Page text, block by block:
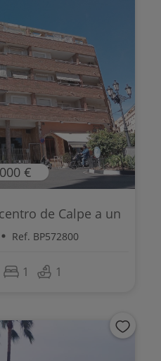
€
de Calpe a un
Ref. BP572800
1 1